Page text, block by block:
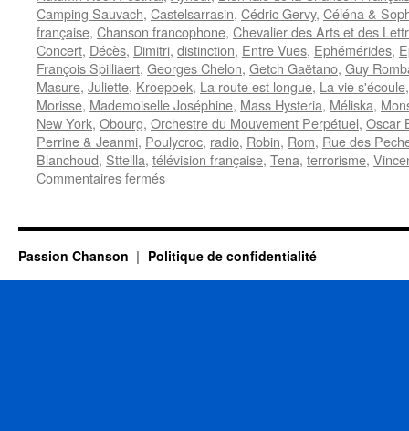
Camping Sauvach, Castelsarrasin, Cédric Gervy, Céléna &
française, Chanson francophone, Chevalier des Arts et des
Concert, Décès, Dimitri, distinction, Entre Vues, Ephémérides,
François Spilliaert, Georges Chelon, Getch Gaëtano, Guy
Masure, Juliette, Kroepoek, La route est longue, La vie s'écoule
Morisse, Mademoiselle Joséphine, Mass Hysteria, Méliska,
New York, Obourg, Orchestre du Mouvement Perpétuel, Oscar
Perrine & Jeanmi, Poulycroc, radio, Robin, Rom, Rue des
Blanchoud, Sttellla, télévision française, Tena, terrorisme,
Commentaires ferméssur
Passion Chanson Politique de confidentialité